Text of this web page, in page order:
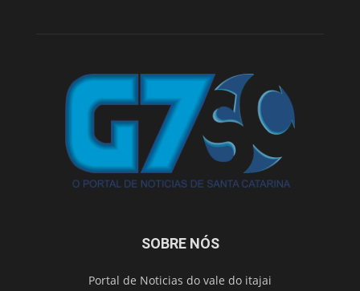
SOBRE NÓS
Portal de Noticias do vale do itajai